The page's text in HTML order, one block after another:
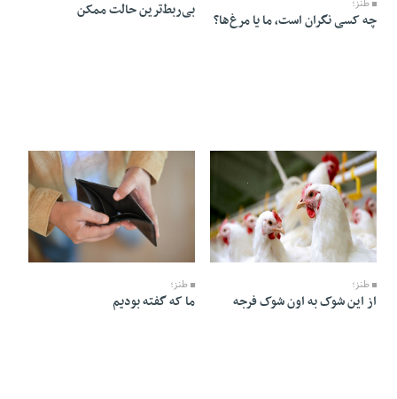
طنز؛
چه کسی نگران است، ما یا مرغ‌ها؟ بی‌ربط‌ترین حالت ممکن
14 Khordad 1405 - 07:20
طنز؛
از این شوک به اون شوک فرجه
طنز؛
ما که گفته بودیم